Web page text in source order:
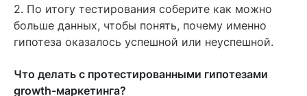
2. По итогу тестирования соберите как можно
больше данных, чтобы понять, почему именно
гипотеза оказалось успешной или неуспешной.
Что делать с протестированными гипотезами
growth-маркетинга?